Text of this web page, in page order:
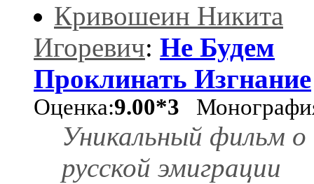
Кривошеин Никита
Игоревич: Не Будем
Проклинать Изгнание
Оценка:9.00*3
Уникальный фильм о
русской эмиграции